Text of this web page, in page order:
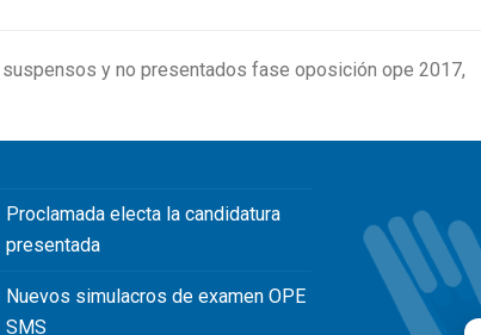
y no presentados fase oposición ope 2017,
Proclamada electa la candidatura
presentada
Nuevos simulacros de examen OPE
SMS